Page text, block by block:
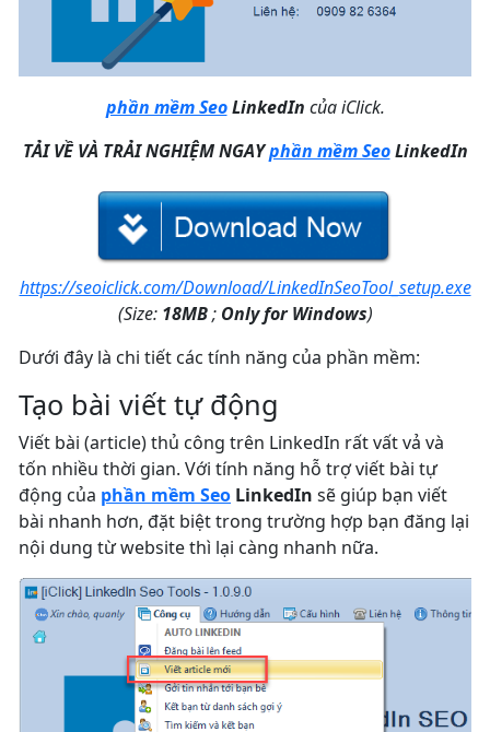
phần mềm SeoLinkedIn của iClick.
TẢI VỀ VÀ TRẢI NGHIỆM NGAYphần mềm SeoLinkedIn
https://seoiclick.com/Download/LinkedInSeoTool_setup.exe
(Size: 18MB; Only for Windows)
Dưới đây là chi tiết các tính năng của phần mềm:
Tạo bài viết tự động
Viết bài (article) thủ công trên LinkedIn rất vất vả và
tốn nhiều thời gian. Với tính năng hỗ trợ viết bài tự
động của phần mềm Seo LinkedIn sẽ giúp bạn viết
bài nhanh hơn, đặt biệt trong trường hợp bạn đăng lại
nội dung từ website thì lại càng nhanh nữa.